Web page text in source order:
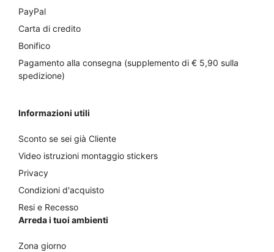
PayPal
Carta di credito
Bonifico
Pagamento alla consegna (supplemento di € 5,90 sulla
spedizione)
Informazioni utili
Sconto se sei già Cliente
Video istruzioni montaggio stickers
Privacy
Condizioni d'acquisto
Resi e Recesso
Arreda i tuoi ambienti
Zona giorno